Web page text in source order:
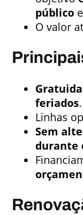
público e
O valor
feriados.
Linhas
Sem
durante